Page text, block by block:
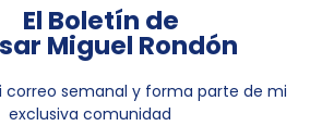
El Boletín de
Miguel Rondón
correo semanal y forma parte de mi
exclusiva comunidad